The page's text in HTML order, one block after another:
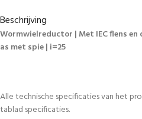
Beschrijving
Wormwielreductor | Met IEC flens
as met spie | i=25
Alle technische specificaties van het
tablad specificaties.